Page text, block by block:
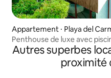
Appartement ⋅ Playa del
Penthouse de luxe avec
VPH8
Autres superbes
proximité